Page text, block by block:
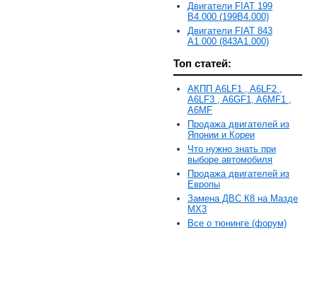
Двигатели FIAT 199
B4.000 (199B4.000)
Двигатели FIAT 843
A1.000 (843A1.000)
Топ статей:
АКПП A6LF1 , A6LF2 ,
A6LF3 , A6GF1, A6MF1 ,
A6MF
Продажа двигателей из
Японии и Кореи
Что нужно знать при
выборе автомобиля
Продажа двигателей из
Европы
Замена ДВС К8 на Мазде
MX3
Все о тюнинге (форум)